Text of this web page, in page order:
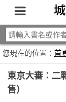
您現在的位置： 首
東京大審：二
售）